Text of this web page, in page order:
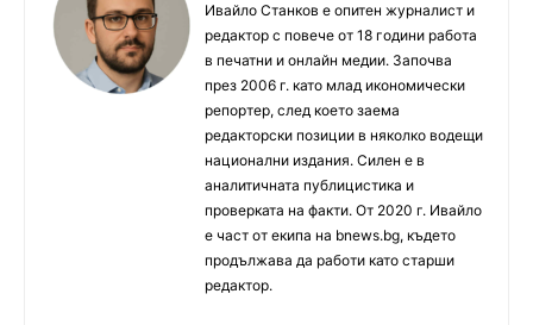
Ивайло Станков е опитен журналист и
редактор с повече от 18 години работа
в печатни и онлайн медии. Започва
през 2006 г. като млад икономически
репортер, след което заема
редакторски позиции в няколко водещи
национални издания. Силен е в
аналитичната публицистика и
проверката на факти. От 2020 г. Ивайло
е част от екипа на bnews.bg, където
продължава да работи като старши
редактор.